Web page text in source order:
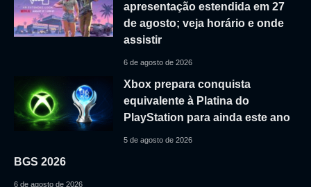
apresentação estendida em 27
de agosto; veja horário e onde
assistir
6 de agosto de 2026
Xbox prepara conquista
equivalente à Platina do
PlayStation para ainda este ano
5 de agosto de 2026
BGS 2026
6 de agosto de 2026